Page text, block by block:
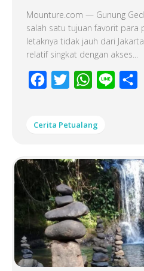
Mounture.com — Gunung
salah satu tujuan favorit para
letaknya tidak jauh dari
relatif singkat dengan akses...
Facebook
Twitter WhatsApp
Line
Cerita Petualang